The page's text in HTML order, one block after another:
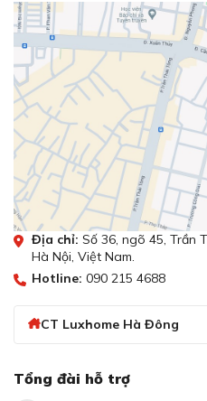
Địa chỉ: Số 36, ngõ 45, Trần
Hà Nội, Việt Nam.
Hotline: 090 215 4688
CT Luxhome Hà Đông
Tổng đài hỗ trợ